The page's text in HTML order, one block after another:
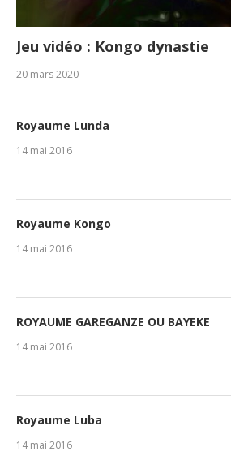
Jeu vidéo : Kongo dynastie
20 mars 2020
Royaume Lunda
14 mai 2016
Royaume Kongo
14 mai 2016
ROYAUME GAREGANZE OU BAYEKE
14 mai 2016
Royaume Luba
14 mai 2016